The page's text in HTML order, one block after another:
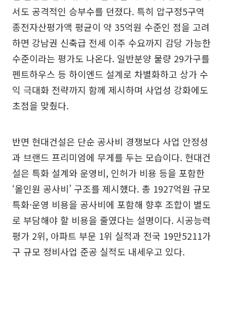
서도 공격적인 승부수를 던졌다. 특히 압구정5구역
종전자산평가액 평균이 약 35억원 수준인 점을 고려
하면 강남권 신축급 전세 이주 수요까지 감당 가능한
수준이라는 평가도 나온다. 일반분양 물량 29가구를
펜트하우스 등 하이엔드 설계로 차별화하고 상가 수
익 극대화 전략까지 함께 제시하며 사업성 강화에도
초점을 맞췄다.
반면 현대건설은 단순 공사비 경쟁보다 사업 안정성
과 브랜드 프리미엄에 무게를 두는 모습이다. 현대건
설은 특화 설계와 운영비, 인허가 비용 등을 포함한
‘올인원 공사비’ 구조를 제시했다. 총 1927억원 규모
특화·운영 비용을 공사비에 포함해 향후 조합이 별도
로 부담해야 할 비용을 줄였다는 설명이다. 시공능력
평가 2위, 아파트 부문 1위 실적과 전국 19만5211가
구 규모 정비사업 준공 실적도 내세우고 있다.